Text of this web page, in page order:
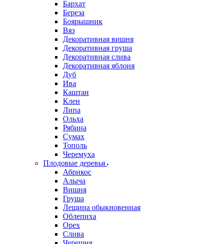
Бархат
Береза
Боярышник
Вяз
Декоративная вишня
Декоративная груша
Декоративная слива
Декоративная яблоня
Дуб
Ива
Каштан
Клен
Липа
Ольха
Рябина
Сумах
Тополь
Черемуха
Плодовые деревья
Абрикос
Алыча
Вишня
Груша
Лещина обыкновенная
Облепиха
Орех
Слива